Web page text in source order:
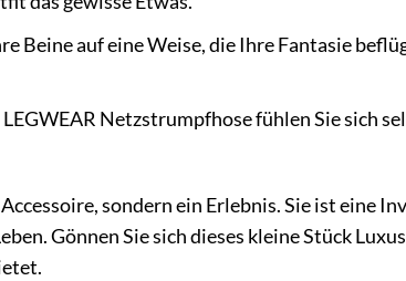
Beine auf eine Weise, die Ihre Fantasie
Netzstrumpfhose fühlen Sie sich
sondern ein Erlebnis. Sie ist eine
Gönnen Sie sich dieses kleine Stück